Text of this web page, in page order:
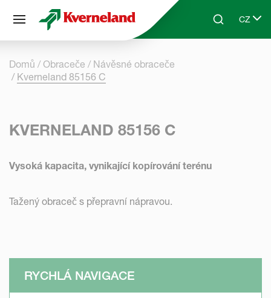
Skip to main contentSearchCZ
Select
Domů Obraceče
Návěsné obraceče
Kverneland 85156 C
KVERNELAND 85156 C
Vysoká kapacita, vynikající kopírování terénu
Tažený obraceč s přepravní nápravou.
RYCHLÁ NAVIGACE
Panel pro správu cookies